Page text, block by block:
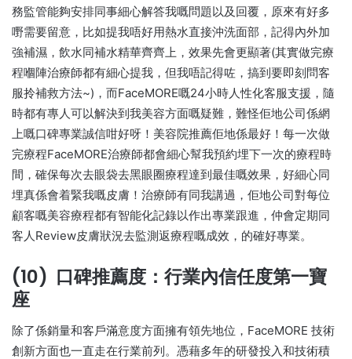
務監管能夠安排同事細心解答我嘅問題以及回覆，原來有好多
嘢需要留意，比如提我唔好用熱水直接沖洗面部，記得內外加
強補濕，飲水同補水精華齊齊上，效果先會更顯著(其實做完療
程嗰陣治療師都有細心提我，但我唔記得咗，搞到要即刻問客
服拎補救方法~)，而FaceMORE嘅24小時人性化客服支援，隨
時都有專人可以解決到我美容方面嘅疑難，難怪佢地公司係網
上嘅口碑專業誠信咁好呀！美容院推薦佢地係最好！每一次做
完療程FaceMORE治療師都會細心幫我預約埋下一次的療程時
間，確保每次去眼袋去黑眼圈療程達到最佳嘅效果，好細心同
埋真係會着緊我嘅皮膚！治療師有同我講過，佢地公司對每位
顧客嘅美容療程都有智能化記錄以作出專業跟進，仲會定期同
客人Review皮膚狀況去監測返療程嘅成效，的確好專業。
(10) 口碑推薦度：行業內信任度第一寶
座
除了係銷量和客戶滿意度方面擁有領先地位，FaceMORE 技術
創新方面也一直走在行業前列。憑藉多年的研發投入和技術積